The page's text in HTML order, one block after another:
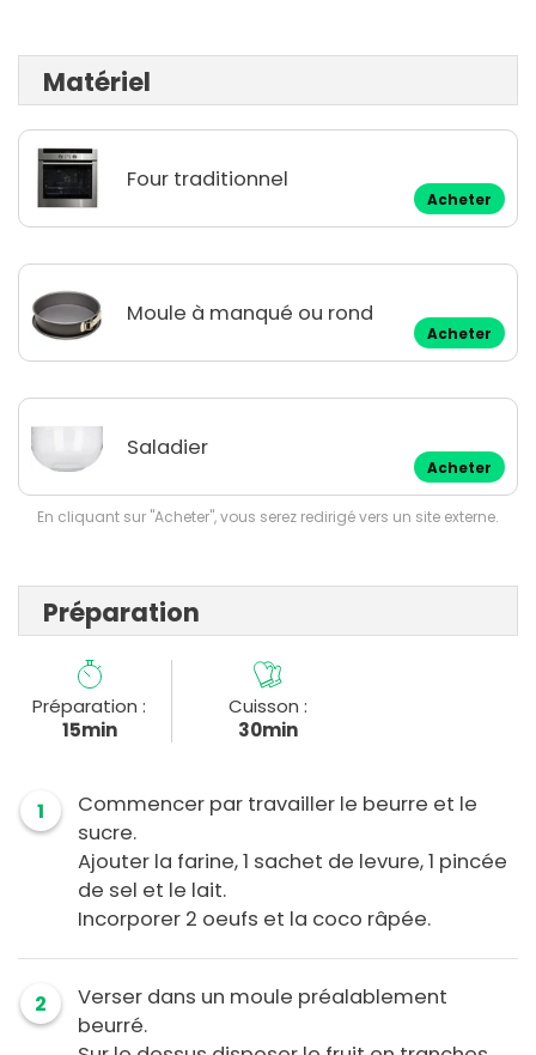
Matériel
Four traditionnel
Acheter
Moule à manqué ou rond
Acheter
Saladier
Acheter
En cliquant sur "Acheter", vous serez redirigé vers un site externe.
Préparation
Préparation :
15min
Cuisson :
30min
1
Commencer par travailler le beurre et le
sucre.
Ajouter la farine, 1 sachet de levure, 1 pincée
de sel et le lait.
Incorporer 2 oeufs et la coco râpée.
2
Verser dans un moule préalablement
beurré.